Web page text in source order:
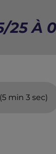
25 À
min 3 sec)